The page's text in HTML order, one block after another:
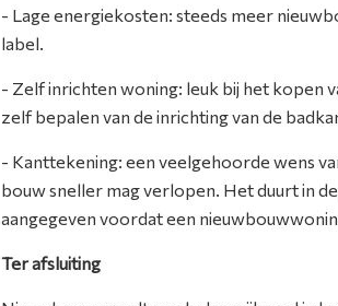
- Lage energiekosten: steeds meer
label.
- Zelf inrichten woning: leuk bij het kopen
zelf bepalen van de inrichting van de
- Kanttekening: een veelgehoorde wens
bouw sneller mag verlopen. Het duurt in
aangegeven voordat een
Ter afsluiting